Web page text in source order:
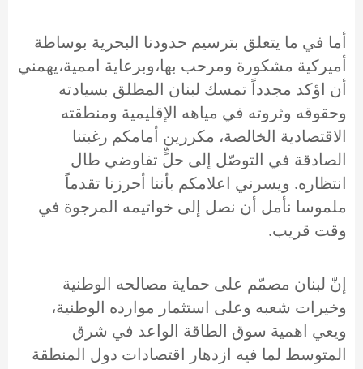
أما في ما يتعلق بترسيم حدودنا البحرية بوساطة
أميركية مشكورة ومرحب بها،وبرعاية اممية،يهمني
أن اؤكد مجدداً تمسك لبنان المطلق بسيادته
وحقوقه وثروته في مياهه الإقليمية ومنطقته
الاقتصادية الخالصة، مكررين أمامكم رغبتنا
الصادقة في التوصّل إلى حلٍّ تفاوضي طال
انتظاره. ويسرني اعلامكم بأننا أحرزنا تقدماً
ملموسا نأمل أن نصل إلى خواتيمه المرجوة في
وقت قريب.
إنّ لبنان مصمّم على حماية مصالحه الوطنية
وخيرات شعبه وعلى استثمار موارده الوطنية،
ويعي اهمية سوق الطاقة الواعد في شرق
المتوسط لما فيه ازدهار اقتصادات دول المنطقة